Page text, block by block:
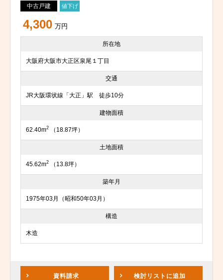
中古戸建 値下げ
4,300 万円
所在地
大阪府大阪市大正区泉尾１丁目
交通
JR大阪環状線「大正」駅 徒歩10分
建物面積
62.40m2 （18.87坪）
土地面積
45.62m2 （13.8坪）
築年月
1975年03月（昭和50年03月）
構造
木造
資料請求 検討リスト に追加